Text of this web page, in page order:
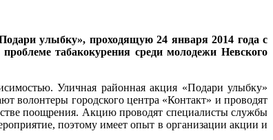
улыбку», проходящую 24 января 2014 года с
табакокурения среди молодежи Невского
Уличная районная акция «Подари улыбку»
волонтеры городского центра «Контакт» и проводят
поощрения. Акцию проводят специалисты службы
поэтому имеет опыт в организации акции и